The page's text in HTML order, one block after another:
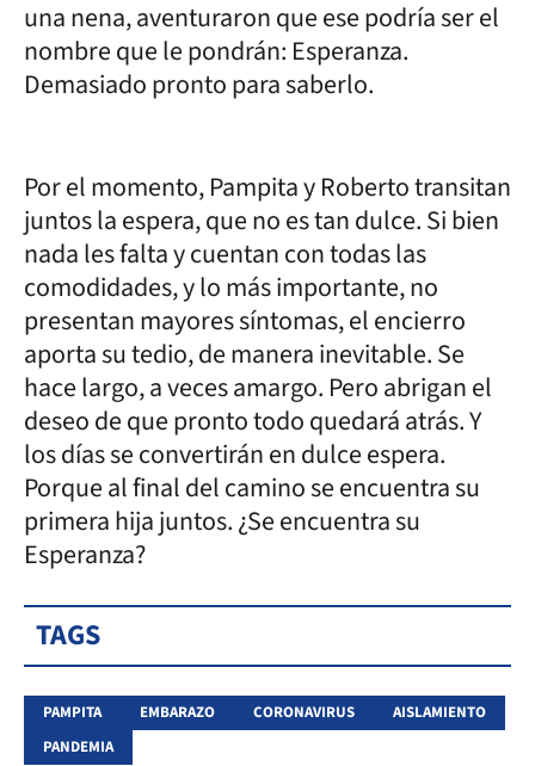
una nena, aventuraron que ese podría ser el
nombre que le pondrán: Esperanza.
Demasiado pronto para saberlo.
Por el momento, Pampita y Roberto transitan
juntos la espera, que no es tan dulce. Si bien
nada les falta y cuentan con todas las
comodidades, y lo más importante, no
presentan mayores síntomas, el encierro
aporta su tedio, de manera inevitable. Se
hace largo, a veces amargo. Pero abrigan el
deseo de que pronto todo quedará atrás. Y
los días se convertirán en dulce espera.
Porque al final del camino se encuentra su
primera hija juntos. ¿Se encuentra su
Esperanza?
TAGS
PAMPITA EMBARAZO CORONAVIRUS
AISLAMIENTO
PANDEMIA